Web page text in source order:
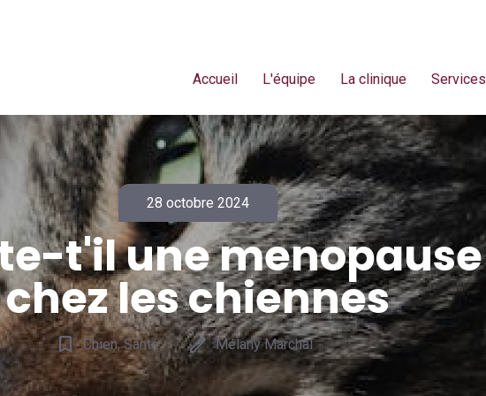
Accueil L'équipe La clinique Services
28 octobre 2024
t'il une menopause
chez les chiennes
bookmark_border Chien, Santé edit Mélany Marchal